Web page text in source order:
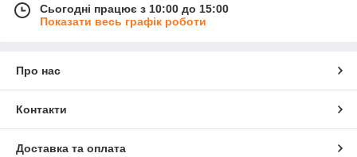
Сьогодні працює з 10:00 до 15:00
Показати весь графік роботи
Про нас
Контакти
Доставка та оплата